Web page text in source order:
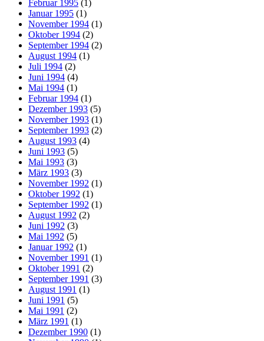
Februar 1995 (1)
Januar 1995 (1)
November 1994 (1)
Oktober 1994 (2)
September 1994 (2)
August 1994 (1)
Juli 1994 (2)
Juni 1994 (4)
Mai 1994 (1)
Februar 1994 (1)
Dezember 1993 (5)
November 1993 (1)
September 1993 (2)
August 1993 (4)
Juni 1993 (5)
Mai 1993 (3)
März 1993 (3)
November 1992 (1)
Oktober 1992 (1)
September 1992 (1)
August 1992 (2)
Juni 1992 (3)
Mai 1992 (5)
Januar 1992 (1)
November 1991 (1)
Oktober 1991 (2)
September 1991 (3)
August 1991 (1)
Juni 1991 (5)
Mai 1991 (2)
März 1991 (1)
Dezember 1990 (1)